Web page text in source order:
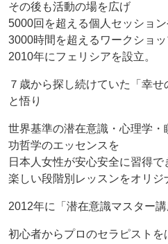
その後も活動の場を広げ
5000回を超える個人セッショ
3000時間を超えるワークショ
2010年にフェリシアを設立。
７歳から探し続けていた「幸
と悟り
世界基準の潜在意識・心理学
功哲学のエッセンスを
日本人女性が安心安全に習得で
楽しい段階別レッスンをオリジ
2012年に「潜在意識マスター
初心者からプロのセラピストを